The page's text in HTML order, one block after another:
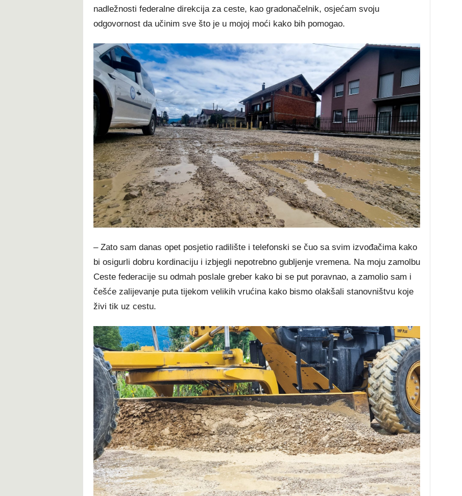
nadležnosti federalne direkcija za ceste, kao gradonačelnik, osjećam svoju
odgovornost da učinim sve što je u mojoj moći kako bih pomogao.
– Zato sam danas opet posjetio radilište i telefonski se čuo sa svim izvođačima kako
bi osigurli dobru kordinaciju i izbjegli nepotrebno gubljenje vremena. Na moju zamolbu
Ceste federacije su odmah poslale greber kako bi se put poravnao, a zamolio sam i
češće zalijevanje puta tijekom velikih vrućina kako bismo olakšali stanovništvu koje
živi tik uz cestu.